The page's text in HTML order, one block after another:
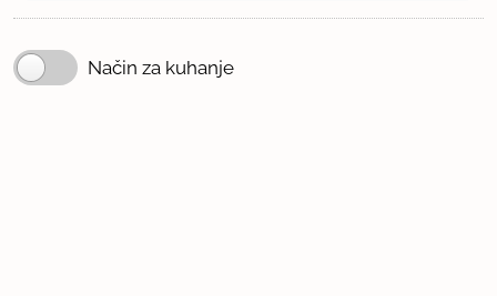
Način za kuhanje